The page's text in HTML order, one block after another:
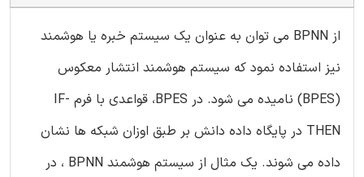
از BPNN می توان به عنوان یک سیستم خبره یا هوشمند
نیز استفاده نمود که سیستم هوشمند انتشار معکوس
(BPES) نامیده می شود. در BPES، قواعدی با فرم IF-
THEN در پایگاه داده دانش بر طبق اوزان شبکه ها نشان
داده می شوند. یک مثال از سیستم هوشمند BPNN ، در